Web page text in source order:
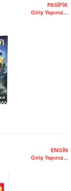
PASİFİK
Giriş Yapınız...
ENGİN
Giriş Yapınız...